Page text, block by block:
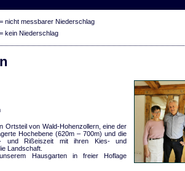
= nicht messbarer Niederschlag
= kein Niederschlag
Ortsteil von Wald-Hohenzollern, eine der
Hochebene (620m – 700m) und die
und Rißeiszeit mit ihren Kies- und
Landschaft.
Hausgarten in freier Hoflage